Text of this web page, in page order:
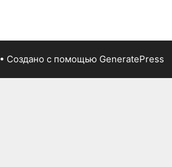
• Создано с помощью GeneratePress